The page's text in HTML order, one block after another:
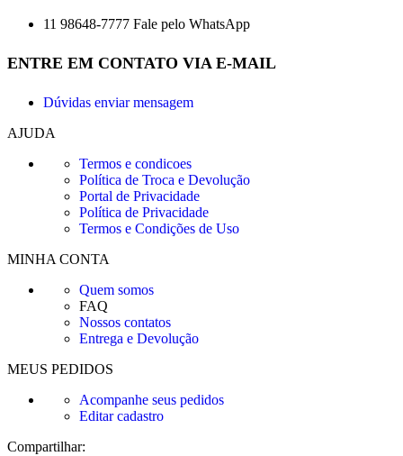
11 98648-7777 Fale pelo WhatsApp
ENTRE EM CONTATO VIA E-MAIL
Dúvidas enviar mensagem
AJUDA
Termos e condicoes
Política de Troca e Devolução
Portal de Privacidade
Política de Privacidade
Termos e Condições de Uso
MINHA CONTA
Quem somos
FAQ
Nossos contatos
Entrega e Devolução
MEUS PEDIDOS
Acompanhe seus pedidos
Editar cadastro
Compartilhar: